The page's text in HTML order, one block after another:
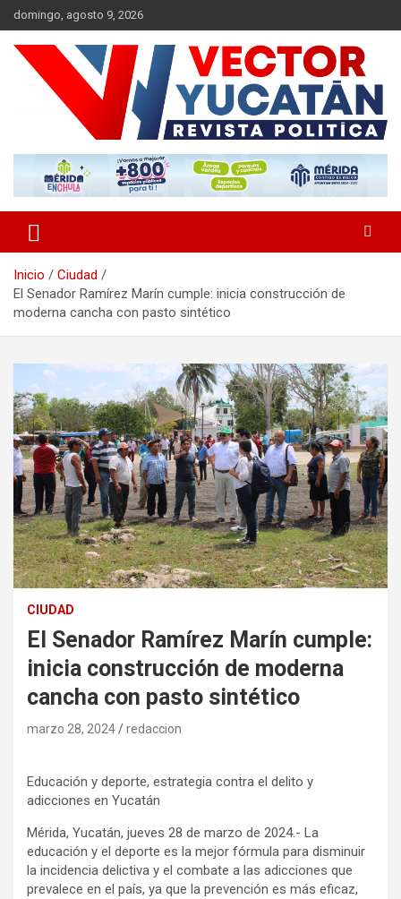
Saltar
al
contenido
domingo, agosto 9, 2026
Vector Yucatán
Inicio
Ciudad
El Senador Ramírez Marín cumple: inicia construcción de
moderna cancha con pasto sintético
CIUDAD
El Senador Ramírez Marín cumple:
inicia construcción de moderna
cancha con pasto sintético
marzo 28, 2024 redaccion
Educación y deporte, estrategia contra el delito y
adicciones en Yucatán
Mérida, Yucatán, jueves 28 de marzo de 2024.- La
educación y el deporte es la mejor fórmula para disminuir
la incidencia delictiva y el combate a las adicciones que
prevalece en el país, ya que la prevención es más eficaz,